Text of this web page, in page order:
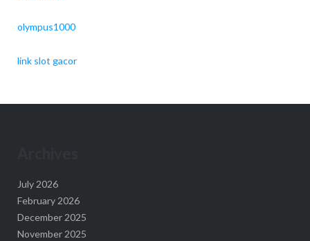
olympus1000
link slot gacor
July 2026
February 2026
December 2025
November 2025